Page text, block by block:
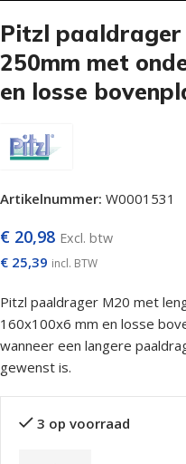
Pitzl paaldrager
250mm met
en losse
Artikelnummer: W0001531
€ 20,98 Excl. btw
€ 25,39 incl. BTW
Pitzl paaldrager M20 met
160x100x6 mm en losse
wanneer een langere
gewenst is.
3 op voorraad